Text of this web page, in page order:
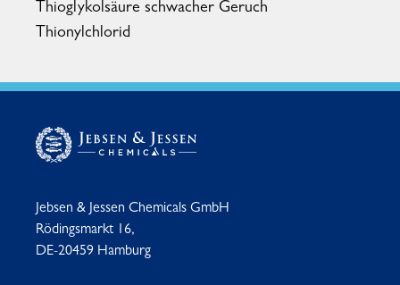
Thioglykolsäure schwacher Geruch
Thionylchlorid
Jebsen & Jessen Chemicals GmbH
Rödingsmarkt 16,
DE-20459 Hamburg